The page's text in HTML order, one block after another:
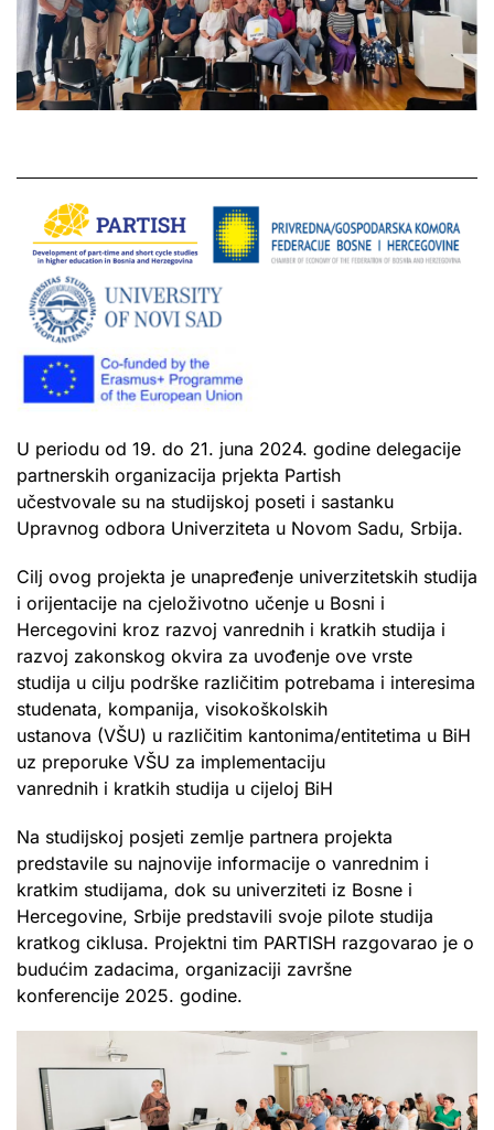
U periodu od 19. do 21. juna 2024. godine delegacije
partnerskih organizacija prjekta Partish
učestvovale su na studijskoj poseti i sastanku
Upravnog odbora Univerziteta u Novom Sadu, Srbija.
Cilj ovog projekta je unapređenje univerzitetskih studija
i orijentacije na cjeloživotno učenje u Bosni i
Hercegovini kroz razvoj vanrednih i kratkih studija i
razvoj zakonskog okvira za uvođenje ove vrste
studija u cilju podrške različitim potrebama i interesima
studenata, kompanija, visokoškolskih
ustanova (VŠU) u različitim kantonima/entitetima u BiH
uz preporuke VŠU za implementaciju
vanrednih i kratkih studija u cijeloj BiH
Na studijskoj posjeti zemlje partnera projekta
predstavile su najnovije informacije o vanrednim i
kratkim studijama, dok su univerziteti iz Bosne i
Hercegovine, Srbije predstavili svoje pilote studija
kratkog ciklusa. Projektni tim PARTISH razgovarao je o
budućim zadacima, organizaciji završne
konferencije 2025. godine.